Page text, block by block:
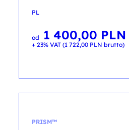
PL
od 1 400,00 PLN
+ 23% VAT (1 722,00 PLN brutto)
PRISM™